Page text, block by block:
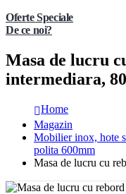
Oferte Speciale
De ce noi?
Masa de lucru
intermediara,
Home
Magazin
Mobilier inox, hote
polita 600mm
Masa de lucru cu